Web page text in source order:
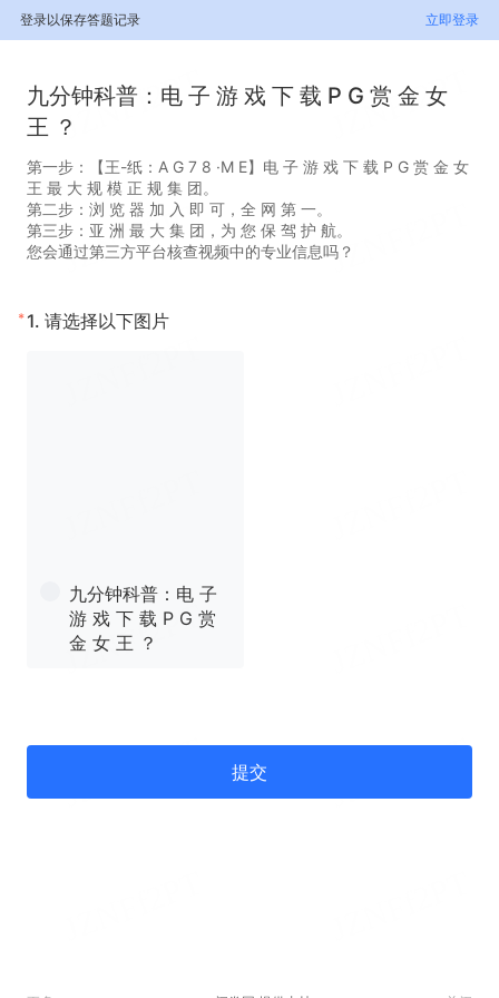
登录以保存答题记录 立即登录
九分钟科普：电 子 游 戏 下 载 P G 赏 金 女
王 ？
第一步：【王-纸：A G 7 8 ·M E】电 子 游 戏 下 载 P G 赏 金 女
王 最 大 规 模 正 规 集 团。
第二步：浏 览 器 加 入 即 可，全 网 第 一。
第三步：亚 洲 最 大 集 团，为 您 保 驾 护 航。
您会通过第三方平台核查视频中的专业信息吗？
* 1. 请选择以下图片
九分钟科普：电 子
游 戏 下 载 P G 赏
金 女 王 ？
提交